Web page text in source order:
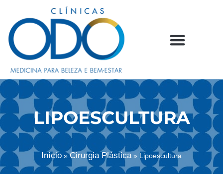
LIPOESCULTURA
Início »Cirurgia Plástica» Lipoescultura